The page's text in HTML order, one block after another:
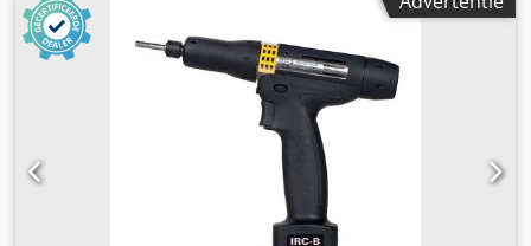
achterste steun. Opbouw: Atlas haakarmsysteem op
Roland afzetframe (bouwjaar 1994). ACCESSOIRE-
INFORMATIE ZONDER GARANTIE, wijzigingen, tussentijdse
verkoop en vergissingen voorbehouden! Dodpfxop N Apas